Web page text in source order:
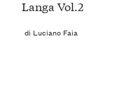
Langa Vol.2
di Luciano Faia